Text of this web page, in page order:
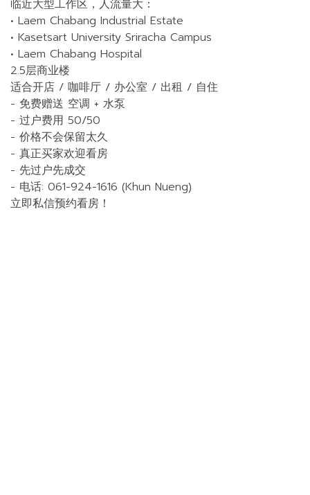
临近大型工作区，人流量大：
• Laem Chabang Industrial Estate
• Kasetsart University Sriracha Campus
• Laem Chabang Hospital
2.5层商业楼
适合开店 / 咖啡厅 / 办公室 / 出租 / 自住
- 免费赠送 空调 + 水泵
- 过户费用 50/50
- 价格不会保留太久
- 真正买家欢迎看房
- 先过户先成交
- 电话: 061-924-1616 (Khun Nueng)
立即私信预约看房！